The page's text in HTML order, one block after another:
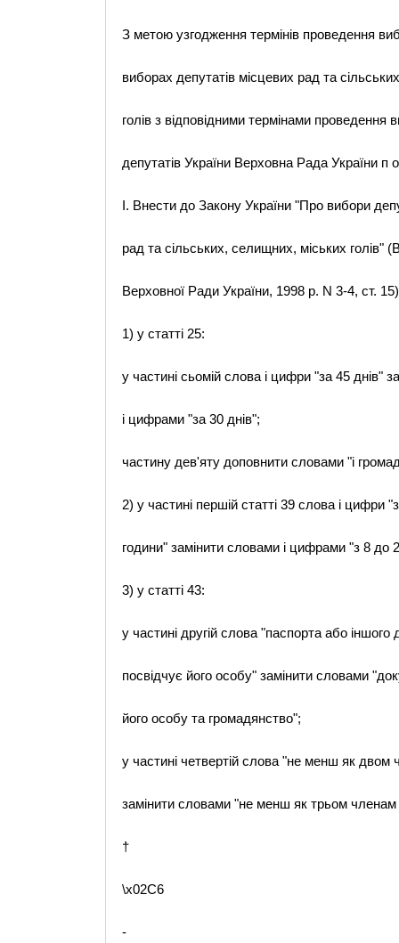
З метою узгодження термінів проведення
виборах депутатів місцевих рад та
голів з відповідними термінами проведення
депутатів України Верховна Рада України п
I. Внести до Закону України "Про вибори
рад та сільських, селищних, міських голів"
Верховної Ради України, 1998 р. N 3-4, ст. 15)
1) у статті 25:
у частині сьомій слова і цифри "за 45 днів"
і цифрами "за 30 днів";
частину дев'яту доповнити словами "і
2) у частині першій статті 39 слова і цифри
години" замінити словами і цифрами "з 8 до
3) у статті 43:
у частині другій слова "паспорта або іншого
посвідчує його особу" замінити словами
його особу та громадянство";
у частині четвертій слова "не менш як двом
замінити словами "не менш як трьом членам
†
\x02C6
-